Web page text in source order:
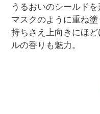
うるおいのシールド
マスクのように重ね
持ちさえ上向きにほ
ルの香りも魅力。